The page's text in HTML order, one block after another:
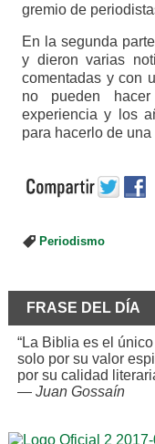
gremio de
En la segunda
y dieron varias
comentadas y con
no pueden
experiencia y los
para hacerlo de
Periodismo
FRASE DEL DÍA
“La Biblia es el
solo por su valor
por su calidad
— Juan Gossaín